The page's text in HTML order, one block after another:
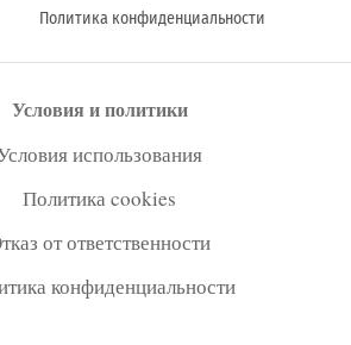
Политика конфиденциальности
Условия и политики
использования
Политика cookies
от ответственности
конфиденциальности